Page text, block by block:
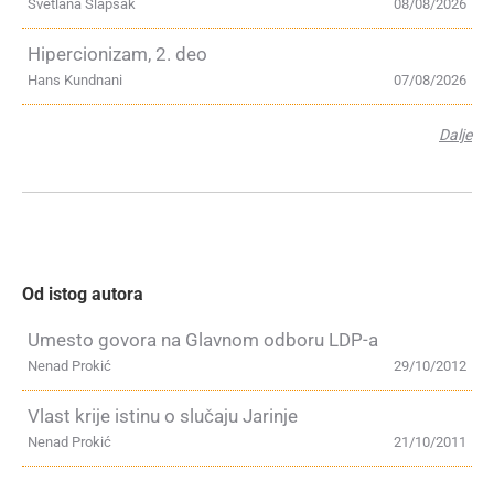
08/08/2026
Svetlana Slapšak
Hipercionizam, 2. deo
07/08/2026
Hans Kundnani
Dalje
Od istog autora
Umesto govora na Glavnom odboru LDP-a
29/10/2012
Nenad Prokić
Vlast krije istinu o slučaju Jarinje
21/10/2011
Nenad Prokić